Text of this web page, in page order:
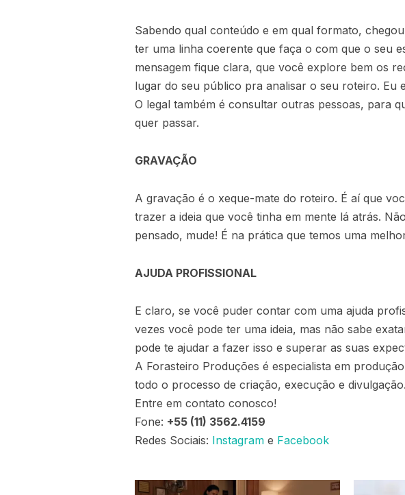
Sabendo qual conteúdo e em qual formato,
ter uma linha coerente que faça o com que o seu
mensagem fique clara, que você explore bem os
lugar do seu público pra analisar o seu roteiro. Eu
O legal também é consultar outras pessoas, para
quer passar.
GRAVAÇÃO
A gravação é o xeque-mate do roteiro. É aí que
trazer a ideia que você tinha em mente lá atrás.
pensado, mude! É na prática que temos uma
AJUDA PROFISSIONAL
E claro, se você puder contar com uma ajuda
vezes você pode ter uma ideia, mas não sabe
pode te ajudar a fazer isso e superar as suas
A Forasteiro Produções é especialista em
todo o processo de criação, execução e divulgação.
Entre em contato conosco!
Fone: +55 (11) 3562.4159
Redes Sociais: Instagram e Facebook